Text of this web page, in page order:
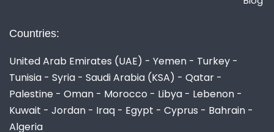
Countries:
United Arab Emirates (UAE) - Yemen - Turkey -
Tunisia - Syria - Saudi Arabia (KSA) - Qatar -
Palestine - Oman - Morocco - Libya - Lebenon -
Kuwait - Jordan - Iraq - Egypt - Cyprus - Bahrain -
Algeria